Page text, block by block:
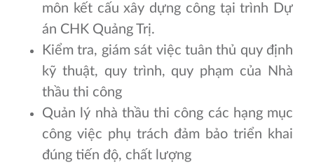
môn kết cấu xây dựng công tại trình Dự
án CHK Quảng Trị.
Kiểm tra, giám sát việc tuân thủ quy định
kỹ thuật, quy trình, quy phạm của Nhà
thầu thi công
Quản lý nhà thầu thi công các hạng mục
công việc phụ trách đảm bảo triển khai
đúng tiến độ, chất lượng